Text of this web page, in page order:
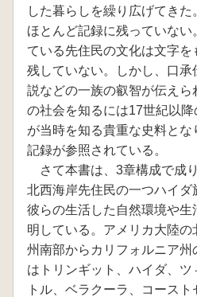
した暮らしを繰り広げてき
ほとんど記録に残っていない
ている先住民の文化は文字
残していない。しかし、口
説などの一族の叡智が伝えら
の社会を知るには17世紀以
が当時を知る貴重な史料とな
記録が参照されている。
さて本書は、3章構成で成
北西海岸先住民の一つハイダ
彼らの生活した自然環境や生
明している。アメリカ大陸の
州南部からカリフォルニア州
はトリンギット、ハイダ、
トル、ベラクーラ、コース